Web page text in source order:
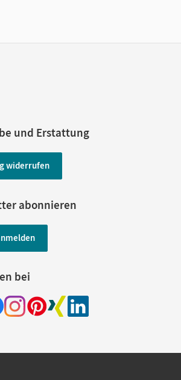
und Erstattung
widerrufen
abonnieren
bei